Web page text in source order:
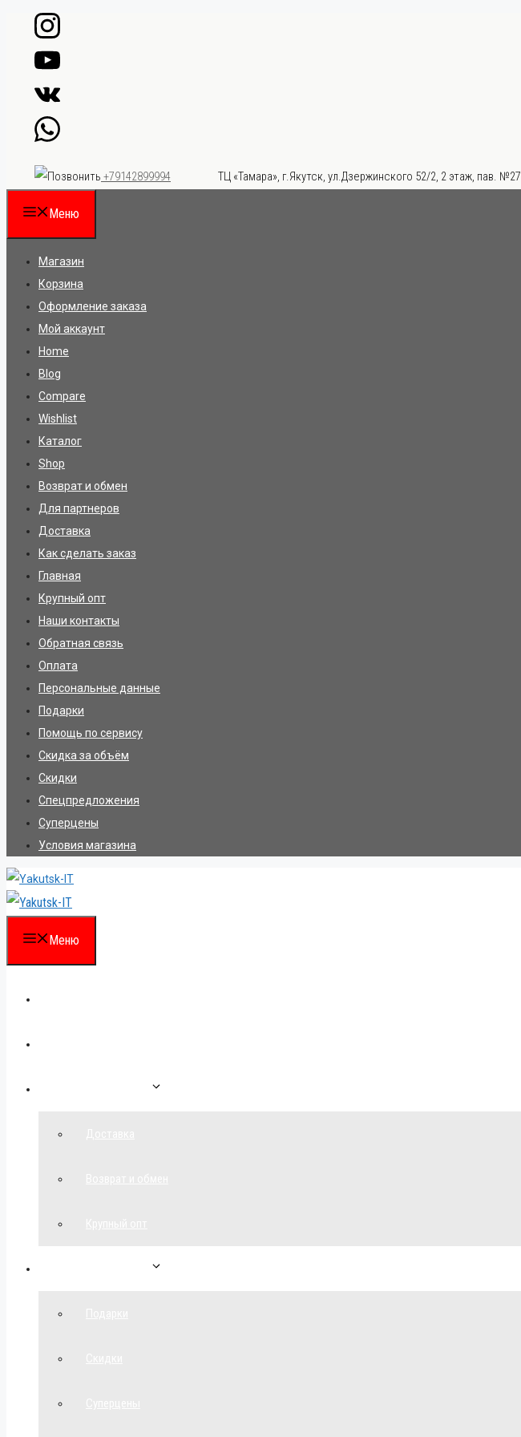
Перейти
содержимому
+79142899994 ТЦ «Тамара», г.Якутск, ул.Дзержинского 52/2, 2 этаж, пав. №27
Меню
Магазин
Корзина
Оформление заказа
Мой аккаунт
Home
Blog
Compare
Wishlist
Каталог
Shop
Возврат и обмен
Для партнеров
Доставка
Как сделать заказ
Главная
Крупный опт
Наши контакты
Обратная связь
Оплата
Персональные данные
Подарки
Помощь по сервису
Скидка за объём
Скидки
Спецпредложения
Суперцены
Условия магазина
Меню